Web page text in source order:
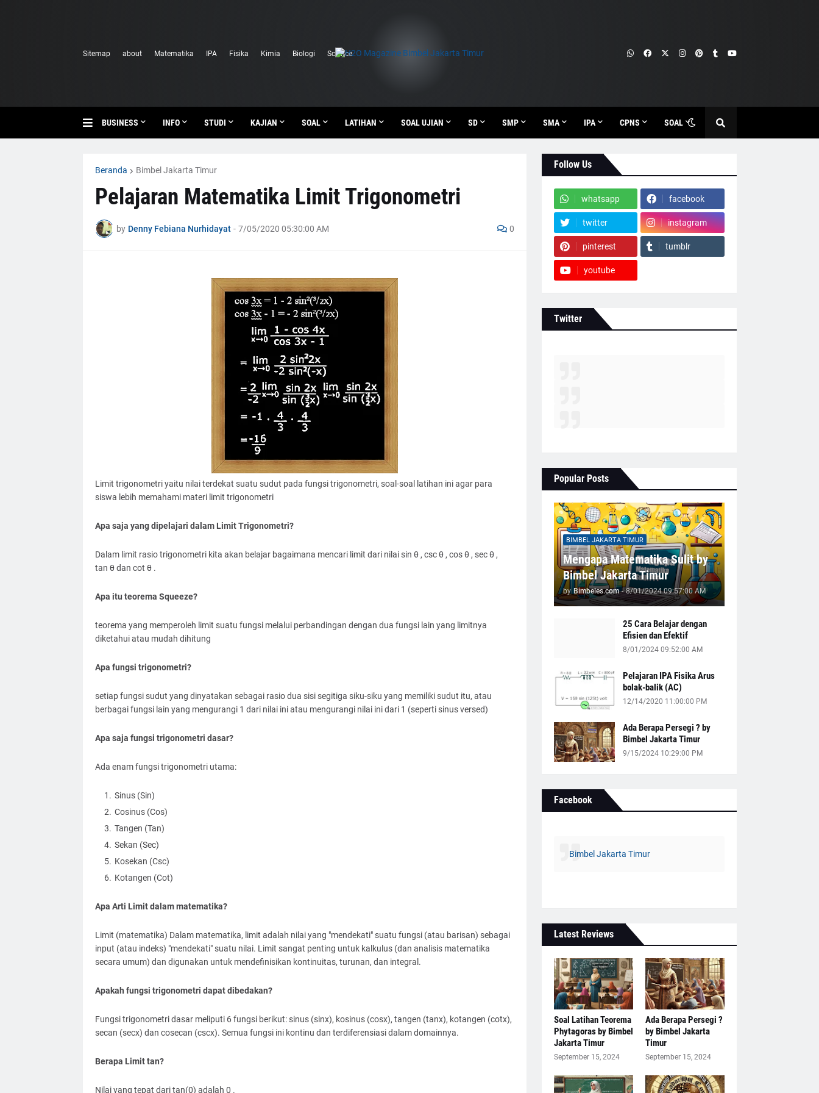
Sitemap about Matematika IPA Fisika Kimia Biologi Science
BUSINESS INFO STUDI KAJIAN SOAL LATIHAN SOAL UJIAN SD SMP SMA IPA CPNS SOAL
Beranda Bimbel Jakarta Timur
Pelajaran Matematika Limit Trigonometri
by Denny Febiana Nurhidayat - 7/05/2020 05:30:00 AM 0
Limit trigonometri yaitu nilai terdekat suatu sudut pada fungsi trigonometri, soal-soal latihan ini agar para
siswa lebih memahami materi limit trigonometri
Apa saja yang dipelajari dalam Limit Trigonometri?
Dalam limit rasio trigonometri kita akan belajar bagaimana mencari limit dari nilai sin θ , csc θ , cos θ , sec θ ,
tan θ dan cot θ .
Apa itu teorema Squeeze?
teorema yang memperoleh limit suatu fungsi melalui perbandingan dengan dua fungsi lain yang limitnya
diketahui atau mudah dihitung
Apa fungsi trigonometri?
setiap fungsi sudut yang dinyatakan sebagai rasio dua sisi segitiga siku-siku yang memiliki sudut itu, atau
berbagai fungsi lain yang mengurangi 1 dari nilai ini atau mengurangi nilai ini dari 1 (seperti sinus versed)
Apa saja fungsi trigonometri dasar?
Ada enam fungsi trigonometri utama:
Sinus (Sin)
Cosinus (Cos)
Tangen (Tan)
Sekan (Sec)
Kosekan (Csc)
Kotangen (Cot)
Apa Arti Limit dalam matematika?
Limit (matematika) Dalam matematika, limit adalah nilai yang "mendekati" suatu fungsi (atau barisan) sebagai
input (atau indeks) "mendekati" suatu nilai. Limit sangat penting untuk kalkulus (dan analisis matematika
secara umum) dan digunakan untuk mendefinisikan kontinuitas, turunan, dan integral.
Apakah fungsi trigonometri dapat dibedakan?
Fungsi trigonometri dasar meliputi 6 fungsi berikut: sinus (sinx), kosinus (cosx), tangen (tanx), kotangen (cotx),
secan (secx) dan cosecan (cscx). Semua fungsi ini kontinu dan terdiferensiasi dalam domainnya.
Berapa Limit tan?
Nilai yang tepat dari tan(0) adalah 0 .
Follow Us
whatsapp facebook
twitter instagram
pinterest tumblr
youtube
Twitter
Popular Posts
BIMBEL JAKARTA TIMUR
Mengapa Matematika Sulit by
Bimbel Jakarta Timur
by Bimbeles.com - 8/01/2024 09:57:00 AM
25 Cara Belajar dengan
Efisien dan Efektif
8/01/2024 09:52:00 AM
Pelajaran IPA Fisika Arus
bolak-balik (AC)
12/14/2020 11:00:00 PM
Ada Berapa Persegi ? by
Bimbel Jakarta Timur
9/15/2024 10:29:00 PM
Facebook
Bimbel Jakarta Timur
Latest Reviews
Soal Latihan Teorema
Phytagoras by Bimbel
Jakarta Timur
September 15, 2024
Ada Berapa Persegi ?
by Bimbel Jakarta
Timur
September 15, 2024